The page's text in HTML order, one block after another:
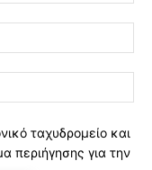
ταχυδρομείο και
περιήγησης για την